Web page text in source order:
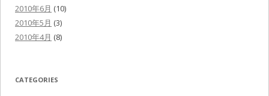
2010年6月 (10)
2010年5月 (3)
2010年4月 (8)
CATEGORIES